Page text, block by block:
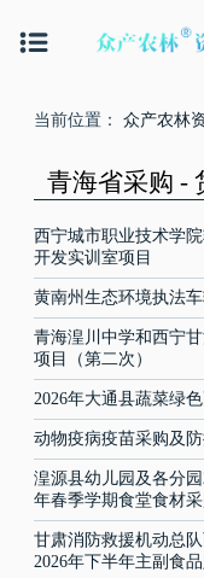
当前位置： 众产农林
青海省采购 -
西宁城市职业技术学
开发实训室项目
黄南州生态环境执法
青海湟川中学和西宁
项目（第二次）
2026年大通县蔬菜绿
动物疫病疫苗采购及
湟源县幼儿园及各分
年春季学期食堂食材采
甘肃消防救援机动总
2026年下半年主副食